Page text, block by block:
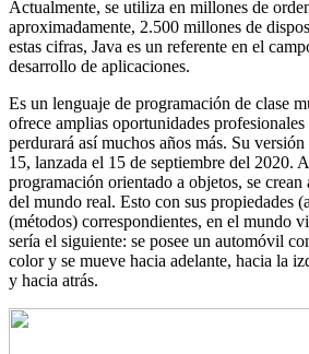
Actualmente, se utiliza en millones de
aproximadamente, 2.500 millones de
estas cifras, Java es un referente en el
desarrollo de aplicaciones.
Es un lenguaje de programación de clase
ofrece amplias oportunidades profesionales
perdurará así muchos años más. Su versión
15, lanzada el 15 de septiembre del 2020.
programación orientado a objetos, se crean
del mundo real. Esto con sus propiedades
(métodos) correspondientes, en el mundo
sería el siguiente: se posee un automóvil
color y se mueve hacia adelante, hacia la
y hacia atrás.